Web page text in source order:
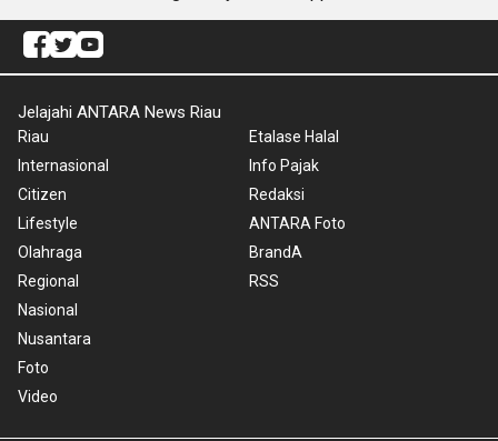
Jelajahi ANTARA News Riau
Riau
Internasional
Citizen
Lifestyle
Olahraga
Regional
Nasional
Nusantara
Foto
Video
Etalase Halal
Info Pajak
Redaksi
ANTARA Foto
BrandA
RSS